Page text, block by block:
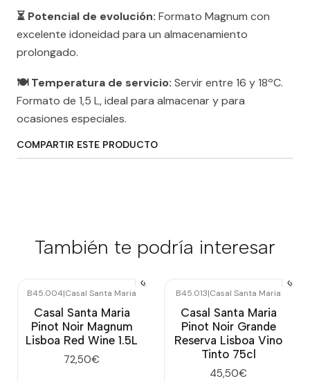
⏳ Potencial de evolución: Formato Magnum con
excelente idoneidad para un almacenamiento
prolongado.
🍽️ Temperatura de servicio: Servir entre 16 y 18ºC.
Formato de 1,5 L, ideal para almacenar y para
ocasiones especiales.
COMPARTIR ESTE PRODUCTO
También te podría interesar
B45.004|Casal Santa Maria
Casal Santa Maria
Pinot Noir Magnum
Lisboa Red Wine 1.5L
72,50€
B45.013|Casal Santa Maria
Casal Santa Maria
Pinot Noir Grande
Reserva Lisboa Vino
Tinto 75cl
45,50€